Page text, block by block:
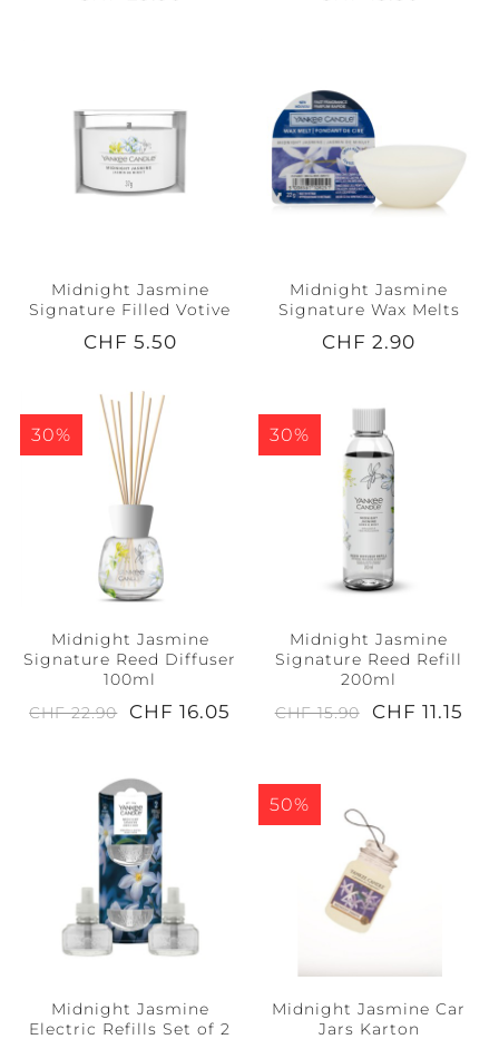
Midnight Jasmine
Signature Filled Votive
CHF 5.50
Midnight Jasmine
Signature Wax Melts
CHF 2.90
30%
Midnight Jasmine
Signature Reed Diffuser
100ml
CHF 22.90
CHF 16.05
30%
Midnight Jasmine
Signature Reed Refill
200ml
CHF 15.90
CHF 11.15
Midnight Jasmine
Electric Refills Set of 2
50%
Midnight Jasmine Car
Jars Karton